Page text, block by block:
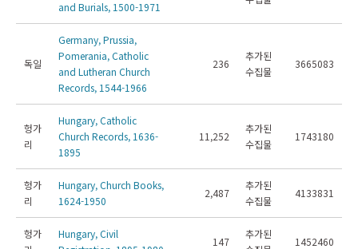
and Burials, 1500-1971
독일
Germany, Prussia,
Pomerania, Catholic
and Lutheran Church
Records, 1544-1966
236
추가된
수집물
3665083
헝가
리
Hungary, Catholic
Church Records, 1636-
1895
11,252
추가된
수집물
1743180
헝가
리
Hungary, Church Books,
1624-1950
2,487
추가된
수집물
4133831
헝가
Hungary, Civil
147
추가된
1452460